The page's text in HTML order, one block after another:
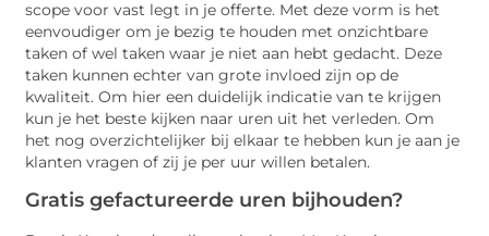
scope voor vast legt in je offerte. Met deze vorm is het
eenvoudiger om je bezig te houden met onzichtbare
taken of wel taken waar je niet aan hebt gedacht. Deze
taken kunnen echter van grote invloed zijn op de
kwaliteit. Om hier een duidelijk indicatie van te krijgen
kun je het beste kijken naar uren uit het verleden. Om
het nog overzichtelijker bij elkaar te hebben kun je aan je
klanten vragen of zij je per uur willen betalen.
Gratis gefactureerde uren bijhouden?